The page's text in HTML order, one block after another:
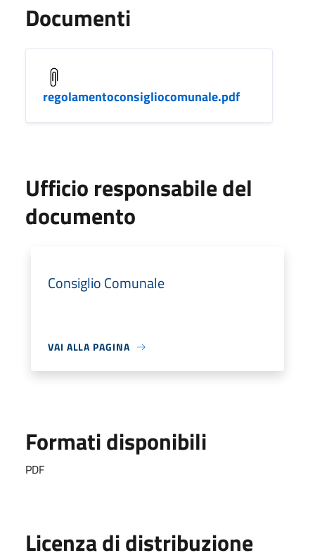
Documenti
regolamentoconsigliocomunale.pdf
Ufficio responsabile del
documento
Consiglio Comunale
VAI ALLA PAGINA
Formati disponibili
PDF
Licenza di distribuzione